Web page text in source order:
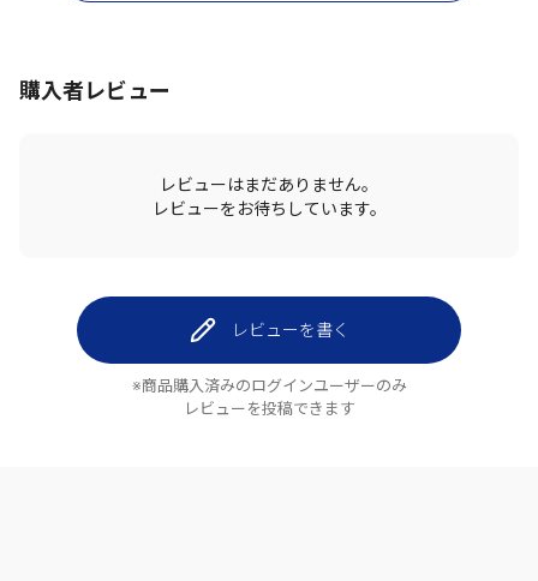
購入者レビュー
レビューはまだありません。
レビューをお待ちしています。
レビューを書く
※商品購入済みのログインユーザーのみ
レビューを投稿できます